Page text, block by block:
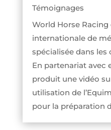
Témoignages
World Horse
internationale de
spécialisée dans les
En partenariat avec
produit une vidéo
utilisation de
pour la préparation